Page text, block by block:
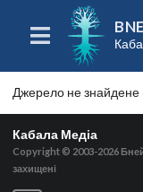
Джерело не знайдене
Кабала Медіа
Copyright © 2003-2026
захищені